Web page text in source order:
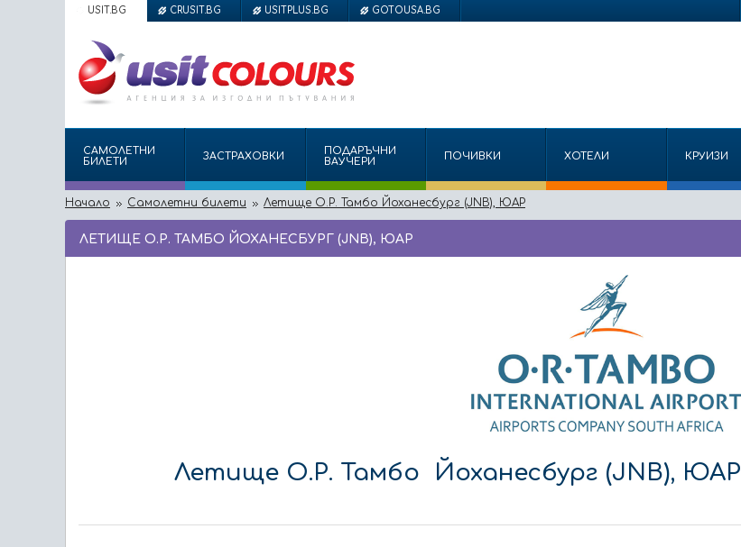
USIT.BG CRUSIT.BG USITPLUS.BG GOTOUSA.BG
САМОЛЕТНИ
БИЛЕТИ
ЗАСТРАХОВКИ
ПОДАРЪЧНИ
ВАУЧЕРИ
ПОЧИВКИ ХОТЕЛИ КРУИЗИ
Начало Самолетни билети Летище О.Р. Тамбо Йоханесбург (JNB), ЮАР
ЛЕТИЩЕ О.Р. ТАМБО ЙОХАНЕСБУРГ (JNB), ЮАР
Летище О.Р. Тамбо Йоханесбург (JNB), ЮАР